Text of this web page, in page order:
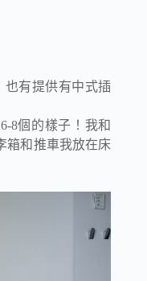
也有提供有中式插
8個的樣子！我和
箱和推車我放在床